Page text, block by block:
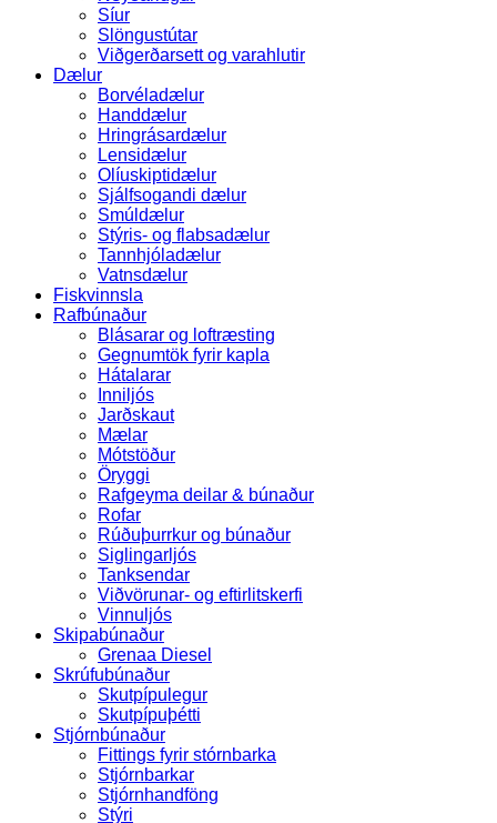
Síur
Slöngustútar
Viðgerðarsett og varahlutir
Dælur
Borvéladælur
Handdælur
Hringrásardælur
Lensidælur
Olíuskiptidælur
Sjálfsogandi dælur
Smúldælur
Stýris- og flabsadælur
Tannhjóladælur
Vatnsdælur
Fiskvinnsla
Rafbúnaður
Blásarar og loftræsting
Gegnumtök fyrir kapla
Hátalarar
Inniljós
Jarðskaut
Mælar
Mótstöður
Öryggi
Rafgeyma deilar & búnaður
Rofar
Rúðuþurrkur og búnaður
Siglingarljós
Tanksendar
Viðvörunar- og eftirlitskerfi
Vinnuljós
Skipabúnaður
Grenaa Diesel
Skrúfubúnaður
Skutpípulegur
Skutpípuþétti
Stjórnbúnaður
Fittings fyrir stórnbarka
Stjórnbarkar
Stjórnhandföng
Stýri